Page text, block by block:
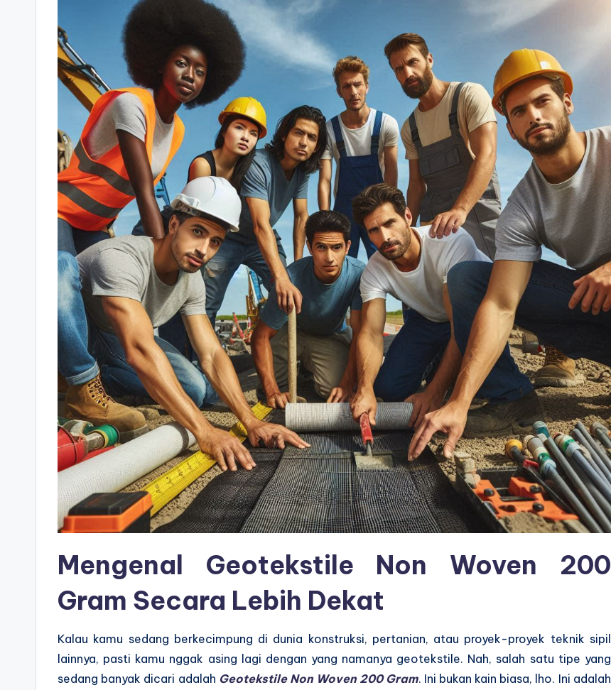
Mengenal Geotekstile Non Woven 200
Gram Secara Lebih Dekat
Kalau kamu sedang berkecimpung di dunia konstruksi, pertanian, atau proyek-proyek teknik sipil
lainnya, pasti kamu nggak asing lagi dengan yang namanya geotekstile. Nah, salah satu tipe yang
sedang banyak dicari adalah Geotekstile Non Woven 200 Gram. Ini bukan kain biasa, lho. Ini adalah